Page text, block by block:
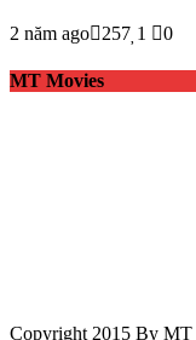
2 năm ago 257 1 0
MT Movies
Copyright 2015 By MT